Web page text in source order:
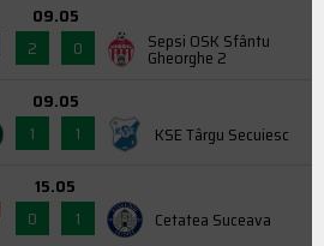
09.05
2
0 Sepsi OSK Sfântu
Gheorghe 2
09.05
1
1 KSE Târgu Secuiesc
15.05
0
1 Cetatea Suceava